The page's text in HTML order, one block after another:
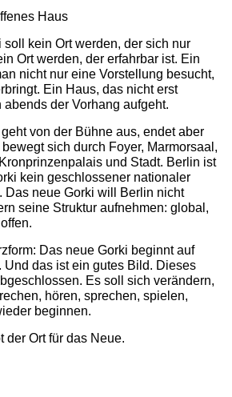
Haus
soll kein Ort werden, der sich nur
Ort werden, der erfahrbar ist. Ein
nicht nur eine Vorstellung besucht,
Ein Haus, das nicht erst
der Vorhang aufgeht.
von der Bühne aus, endet aber
sich durch Foyer, Marmorsaal,
und Stadt. Berlin ist
kein geschlossener nationaler
Das neue Gorki will Berlin nicht
seine Struktur aufnehmen: global,
Das neue Gorki beginnt auf
Und das ist ein gutes Bild. Dieses
Es soll sich verändern,
hören, sprechen, spielen,
beginnen.
der Ort für das Neue.